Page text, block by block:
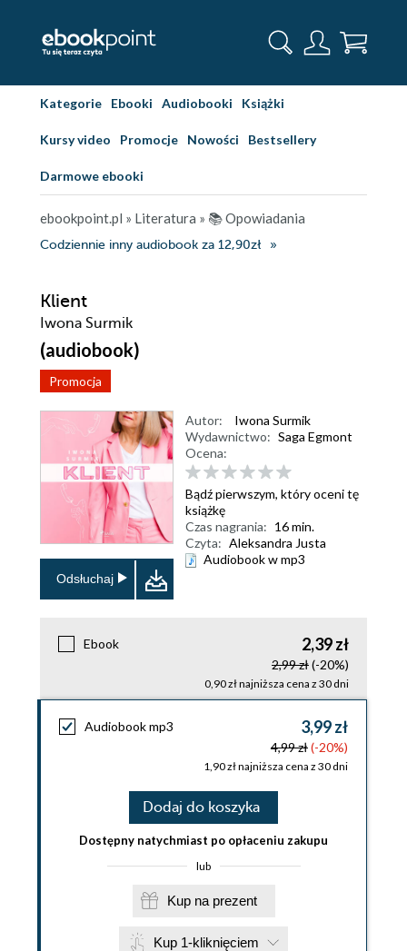
Kategorie Ebooki Audiobooki Książki
Kursy video Promocje Nowości Bestsellery
Darmowe ebooki
ebookpoint.pl » Literatura » 📚 Opowiadania
Codziennie inny audiobook za 12,90zł
Klient
Iwona Surmik
(audiobook)
Promocja
Odsłuchaj
Autor:
Iwona Surmik
Wydawnictwo: Saga Egmont
Ocena:
Bądź pierwszym, który oceni tę
książkę
Czas nagrania: 16 min.
Czyta: Aleksandra Justa
Audiobook w mp3
Ebook 2,39 zł
2,99 zł(-20%)
0,90 zł najniższa cena z 30 dni
Audiobook mp3 3,99 zł
4,99 zł(-20%)
1,90 zł najniższa cena z 30 dni
Dodaj do koszyka
Dostępny natychmiast po opłaceniu zakupu
lub
Kup na prezent
Kup 1-kliknięciem